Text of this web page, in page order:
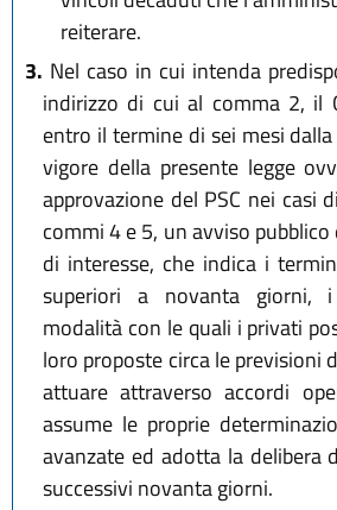
reiterare.
3. Nel caso in cui intenda
indirizzo di cui al comma 2, il
entro il termine di sei mesi
vigore della presente legge
approvazione del PSC nei casi
commi 4 e 5, un avviso
di interesse, che indica i
superiori a novanta
modalità con le quali i privati
loro proposte circa le previsioni
attuare attraverso accordi
assume le proprie
avanzate ed adotta la delibera
successivi novanta giorni.